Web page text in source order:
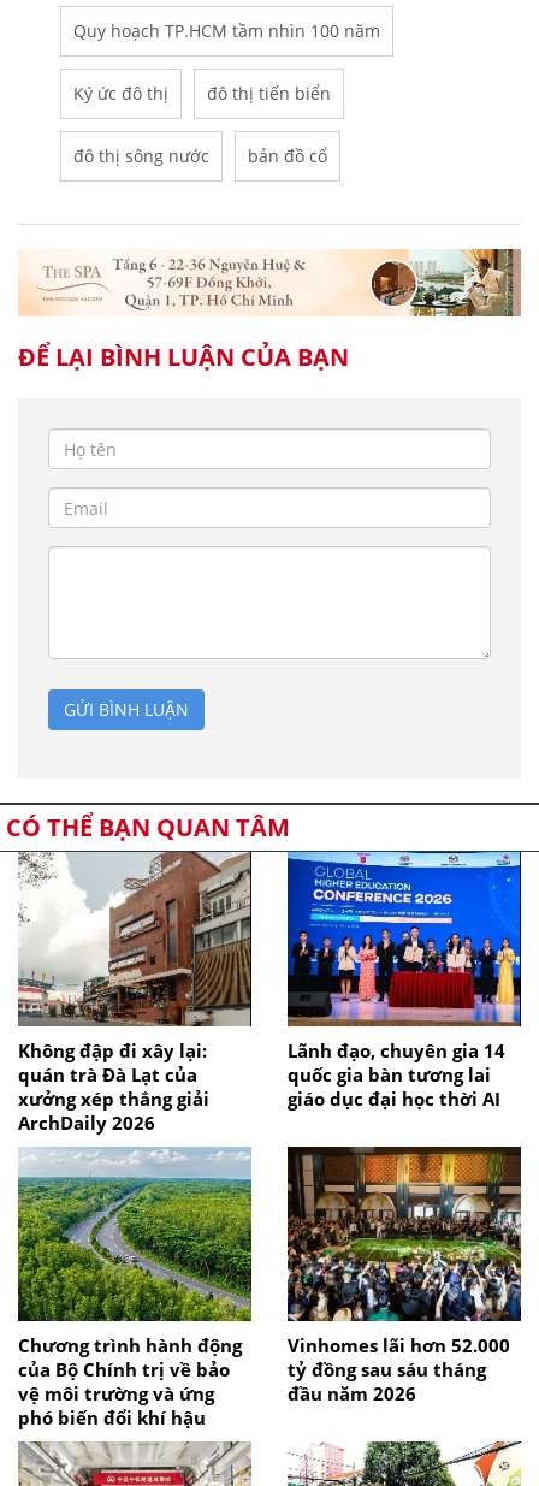
Quy hoạch TP.HCM tầm nhìn 100 năm
Ký ức đô thị đô thị tiến biển
đô thị sông nước bản đồ cổ
ĐỂ LẠI BÌNH LUẬN CỦA BẠN
GỬI BÌNH LUẬN
CÓ THỂ BẠN QUAN TÂM
Không đập đi xây lại:
quán trà Đà Lạt của
xưởng xép thắng giải
ArchDaily 2026
Lãnh đạo, chuyên gia 14
quốc gia bàn tương lai
giáo dục đại học thời AI
Chương trình hành động
của Bộ Chính trị về bảo
vệ môi trường và ứng
phó biến đổi khí hậu
Vinhomes lãi hơn 52.000
tỷ đồng sau sáu tháng
đầu năm 2026